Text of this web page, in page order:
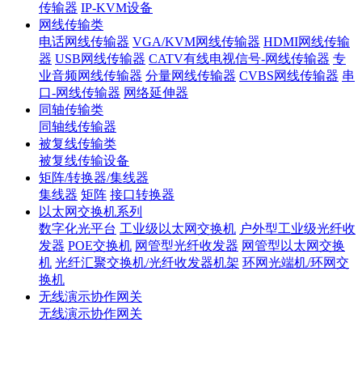
传输器 IP-KVM设备
网线传输类
电话网线传输器 VGA/KVM网线传输器 HDMI网线传输
器 USB网线传输器 CATV有线电视信号-网线传输器 专
业音频网线传输器 分量网线传输器 CVBS网线传输器 串
口-网线传输器 网络延伸器
同轴传输类
同轴线传输器
被复线传输类
被复线传输设备
矩阵/转换器/集线器
集线器 矩阵 接口转换器
以太网交换机系列
数字化光平台 工业级以太网交换机 户外型工业级光纤收
发器 POE交换机 网管型光纤收发器 网管型以太网交换
机 光纤汇聚交换机/光纤收发器机架 环网光端机/环网交
换机
无线演示协作网关
无线演示协作网关